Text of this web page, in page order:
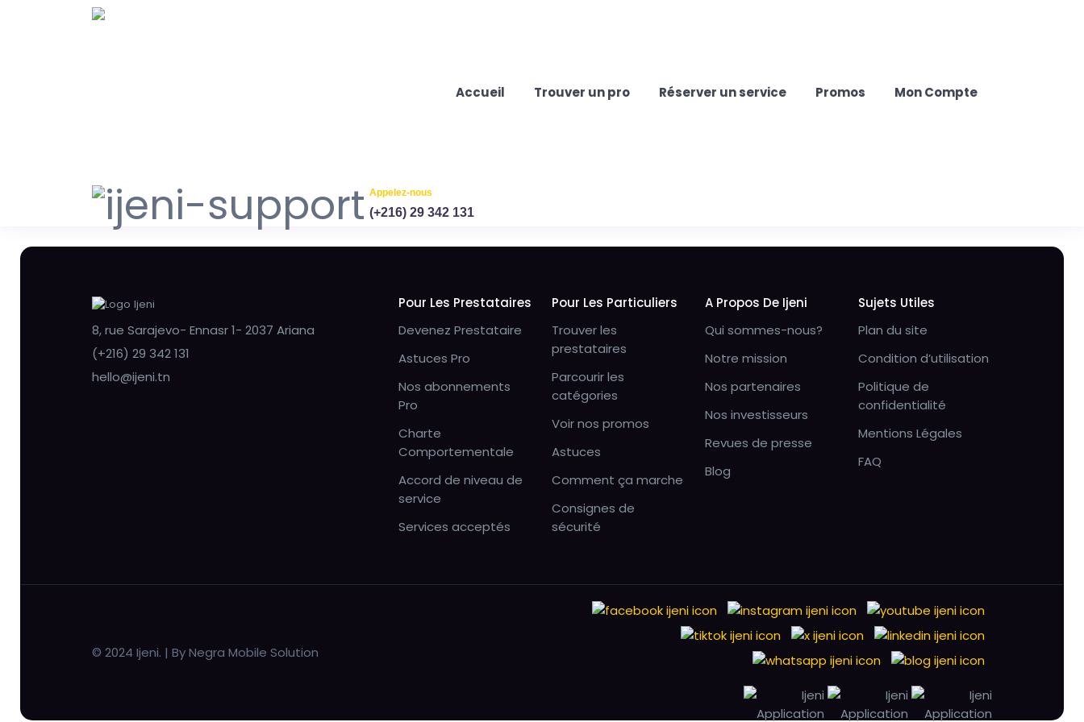
Accueil Trouver un pro Réserver un service Promos Mon Compte
Appelez-nous
(+216) 29 342 131
8, rue Sarajevo- Ennasr 1- 2037 Ariana
(+216) 29 342 131
hello@ijeni.tn
Pour Les Prestataires
Devenez Prestataire
Astuces Pro
Nos abonnements
Pro
Charte
Comportementale
Accord de niveau de
service
Services acceptés
Pour Les Particuliers
Trouver les
prestataires
Parcourir les
catégories
Voir nos promos
Astuces
Comment ça marche
Consignes de
sécurité
A Propos De Ijeni
Qui sommes-nous?
Notre mission
Nos partenaires
Nos investisseurs
Revues de presse
Blog
Sujets Utiles
Plan du site
Condition d’utilisation
Politique de
confidentialité
Mentions Légales
FAQ
© 2024 Ijeni. | By Negra Mobile Solution